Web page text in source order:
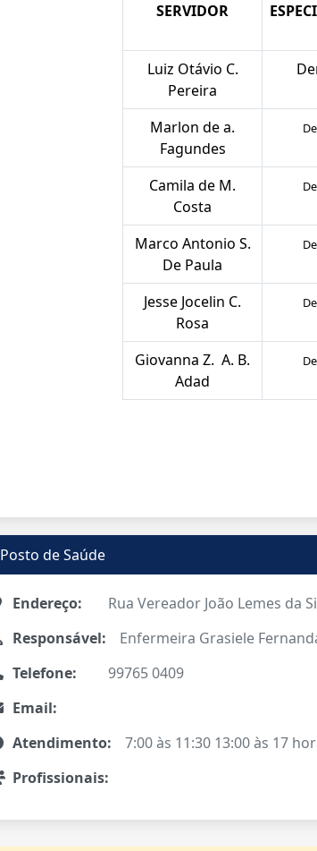
SERVIDOR
Luiz Otávio C.
Pereira
Marlon de a.
Fagundes
Camila de M.
Costa
Marco Antonio S.
De Paula
Jesse Jocelin C.
Rosa
Giovanna Z. A. B.
Adad
Posto de Saúde
Endereço:
Rua Vereador João Lemes da
Responsável:
Enfermeira Grasiele
Telefone:
99765 0409
Email:
Atendimento:
7:00 às 11:30 13:00 às 17
Profissionais: